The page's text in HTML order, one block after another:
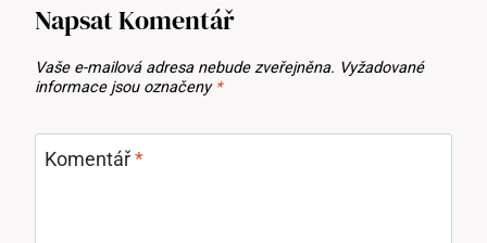
Napsat Komentář
Vaše e-mailová adresa nebude zveřejněna. Vyžadované
informace jsou označeny *
Komentář*